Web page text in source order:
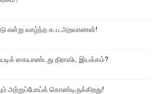
என்று வாழ்ந்த க.ப.அறவாணன்!
கையாண்டது திராவிட இயக்கம்?
அற்றுப்போய்க் கொண்டிருக்கிறது!